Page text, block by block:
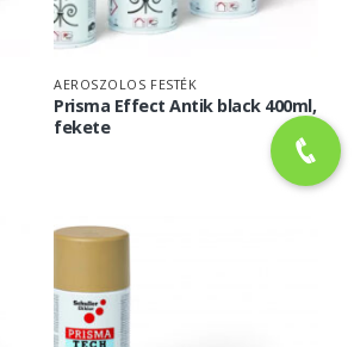
AEROSZOLOS FESTÉK
Prisma Effect Antik black 400ml,
fekete